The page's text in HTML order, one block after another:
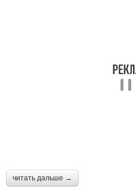
читать дальше →